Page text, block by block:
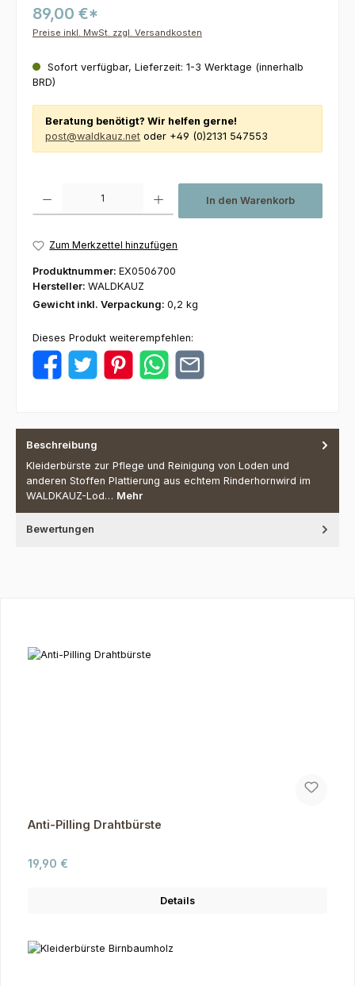
89,00 €*
Preise inkl. MwSt. zzgl. Versandkosten
Sofort verfügbar, Lieferzeit: 1-3 Werktage (innerhalb
BRD)
Beratung benötigt? Wir helfen gerne!
post@waldkauz.net oder +49 (0)2131 547553
In den Warenkorb
Zum Merkzettel hinzufügen
Produktnummer: EX0506700
Hersteller: WALDKAUZ
Gewicht inkl. Verpackung: 0,2 kg
Dieses Produkt weiterempfehlen:
Beschreibung
Kleiderbürste zur Pflege und Reinigung von Loden und
anderen Stoffen Plattierung aus echtem Rinderhornwird im
WALDKAUZ-Lod… Mehr
Bewertungen
Anti-Pilling Drahtbürste
Regulärer Preis:
19,90 €
Details